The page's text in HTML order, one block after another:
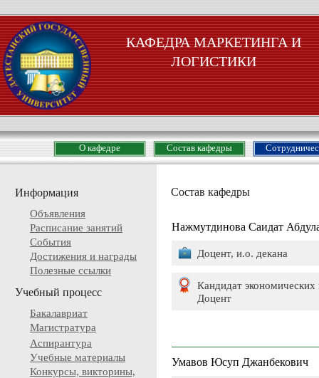
КАФЕДРА МАРКЕТИНГА И
ЛОГИСТИКИ
О кафедре Состав кафедры
Информация
Объявления
Расписание занятий
События
Достижения и награды
Полезные ссылки
Учебный процесс
Бакалавриат
Магистратура
Аспирантура
Учебные материалы
Конкурсы, викторины,
Состав кафедры
Нажмутдинова Саидат
Доцент, и.о. декана
Кандидат экономических
Доцент
Умавов Юсуп Джанбекович